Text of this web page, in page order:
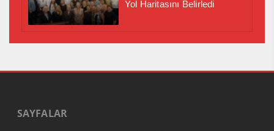
Yol Haritasını Belirledi
SAYFALAR